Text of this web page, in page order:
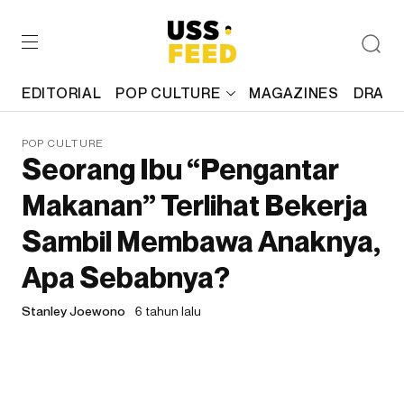
EDITORIAL POP CULTURE MAGAZINES
POP CULTURE
Seorang Ibu “Pengantar
Makanan” Terlihat Bekerja
Sambil Membawa Anaknya,
Apa Sebabnya?
Stanley Joewono 6 tahun lalu